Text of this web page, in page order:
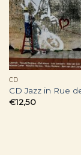
CD
CD Jazz in Rue
€12,50